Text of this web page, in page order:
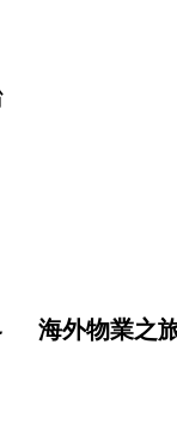
海外物業之